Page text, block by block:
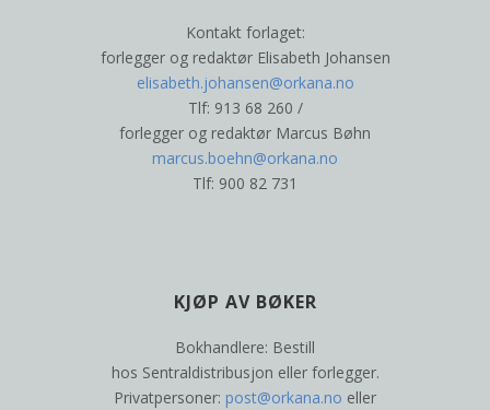
Kontakt forlaget:
forlegger og redaktør Elisabeth Johansen
elisabeth.johansen@orkana.no
Tlf: 913 68 260 /
forlegger og redaktør Marcus Bøhn
marcus.boehn@orkana.no
Tlf: 900 82 731
KJØP AV BØKER
Bokhandlere: Bestill
hos Sentraldistribusjon eller forlegger.
Privatpersoner: post@orkana.no eller